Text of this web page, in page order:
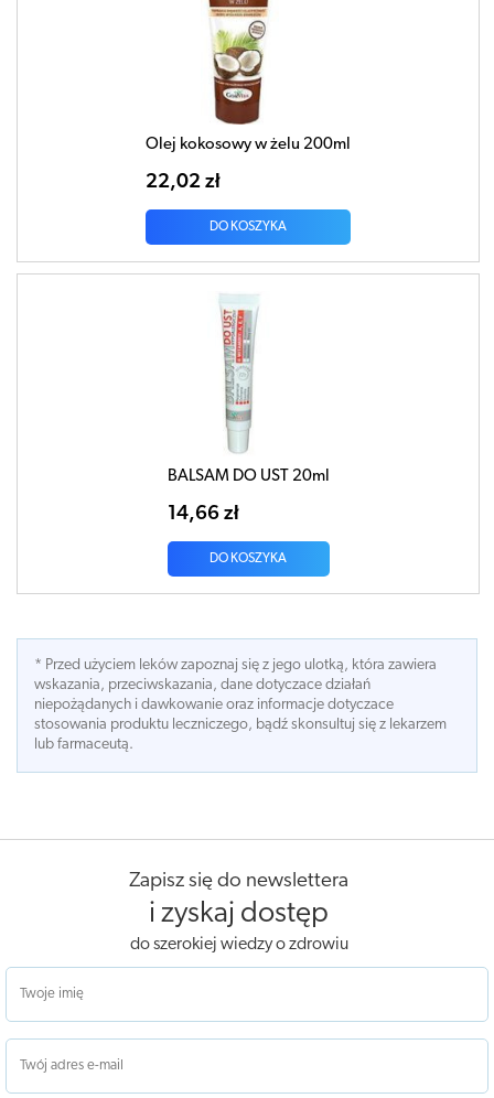
Olej kokosowy w żelu 200ml
22,02 zł
DO KOSZYKA
BALSAM DO UST 20ml
14,66 zł
DO KOSZYKA
* Przed użyciem leków zapoznaj się z jego ulotką, która zawiera
wskazania, przeciwskazania, dane dotyczace działań
niepożądanych i dawkowanie oraz informacje dotyczace
stosowania produktu leczniczego, bądź skonsultuj się z lekarzem
lub farmaceutą.
Zapisz się do newslettera
i zyskaj dostęp
do szerokiej wiedzy o zdrowiu